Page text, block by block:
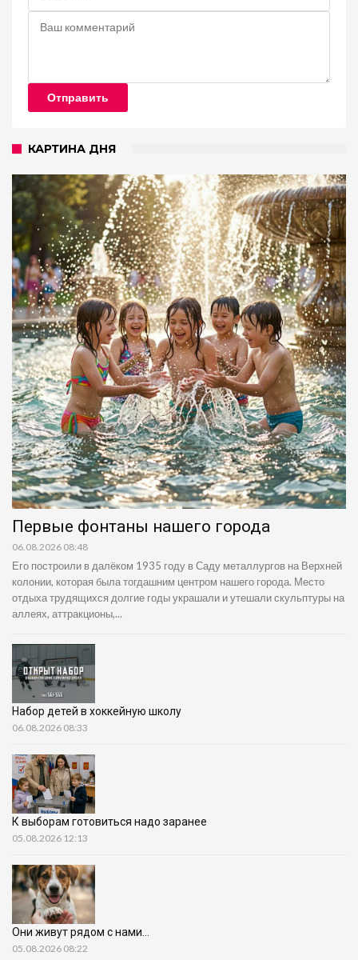
Отправить
КАРТИНА ДНЯ
Первые фонтаны нашего города
06.08.2026 08:48
Его построили в далёком 1935 году в Саду металлургов на Верхней
колонии, которая была тогдашним центром нашего города. Место
отдыха трудящихся долгие годы украшали и утешали скульптуры на
аллеях, аттракционы,...
Набор детей в хоккейную школу
06.08.2026 08:33
К выборам готовиться надо заранее
05.08.2026 12:13
Они живут рядом с нами…
05.08.2026 08:22